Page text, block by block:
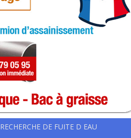
RECHERCHE DE FUITE D EAU